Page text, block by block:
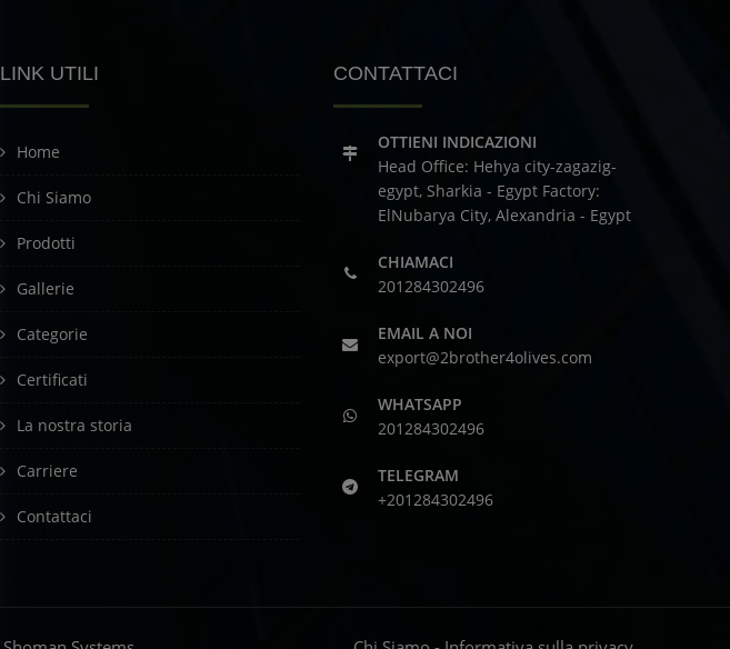
LINK UTILI
Home
Chi Siamo
Prodotti
Gallerie
Categorie
Certificati
La nostra storia
Carriere
Contattaci
CONTATTACI
OTTIENI INDICAZIONI
Head Office: Hehya city-zagazig-
egypt, Sharkia - Egypt Factory:
ElNubarya City, Alexandria - Egypt
CHIAMACI
201284302496
EMAIL A NOI
export@2brother4olives.com
WHATSAPP
201284302496
TELEGRAM
+201284302496